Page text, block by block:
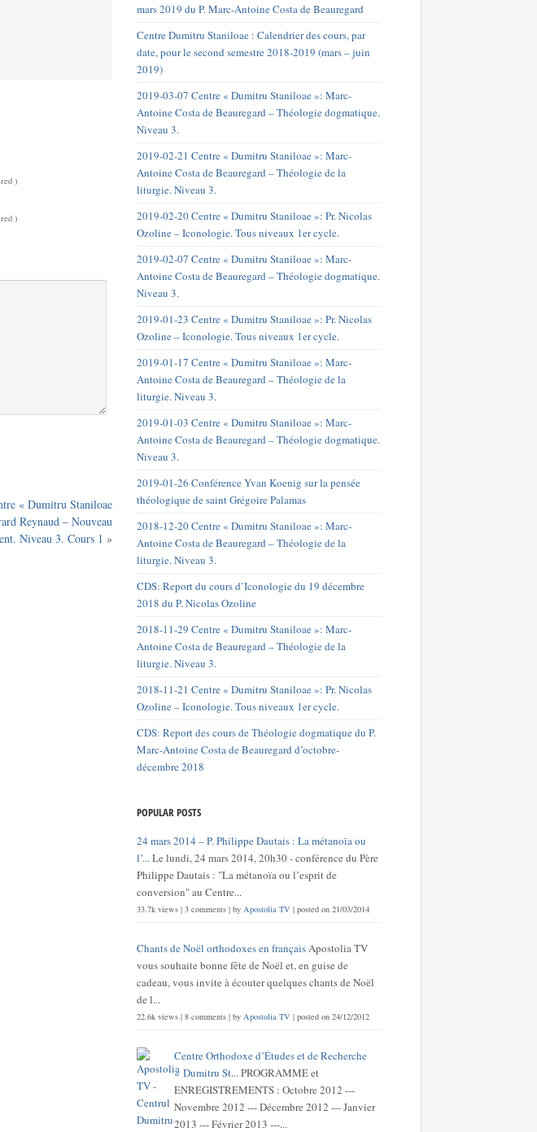
)
)
« Dumitru Staniloae
Reynaud – Nouveau
Niveau 3. Cours 1 »
mars 2019 du P. Marc-Antoine Costa de Beauregard
Centre Dumitru Staniloae : Calendrier des cours, par
date, pour le second semestre 2018-2019 (mars – juin
2019)
2019-03-07 Centre « Dumitru Staniloae »: Marc-
Antoine Costa de Beauregard – Théologie dogmatique.
Niveau 3.
2019-02-21 Centre « Dumitru Staniloae »: Marc-
Antoine Costa de Beauregard – Théologie de la
liturgie. Niveau 3.
2019-02-20 Centre « Dumitru Staniloae »: Pr. Nicolas
Ozoline – Iconologie. Tous niveaux 1er cycle.
2019-02-07 Centre « Dumitru Staniloae »: Marc-
Antoine Costa de Beauregard – Théologie dogmatique.
Niveau 3.
2019-01-23 Centre « Dumitru Staniloae »: Pr. Nicolas
Ozoline – Iconologie. Tous niveaux 1er cycle.
2019-01-17 Centre « Dumitru Staniloae »: Marc-
Antoine Costa de Beauregard – Théologie de la
liturgie. Niveau 3.
2019-01-03 Centre « Dumitru Staniloae »: Marc-
Antoine Costa de Beauregard – Théologie dogmatique.
Niveau 3.
2019-01-26 Conférence Yvan Koenig sur la pensée
théologique de saint Grégoire Palamas
2018-12-20 Centre « Dumitru Staniloae »: Marc-
Antoine Costa de Beauregard – Théologie de la
liturgie. Niveau 3.
CDS: Report du cours d’Iconologie du 19 décembre
2018 du P. Nicolas Ozoline
2018-11-29 Centre « Dumitru Staniloae »: Marc-
Antoine Costa de Beauregard – Théologie de la
liturgie. Niveau 3.
2018-11-21 Centre « Dumitru Staniloae »: Pr. Nicolas
Ozoline – Iconologie. Tous niveaux 1er cycle.
CDS: Report des cours de Théologie dogmatique du P.
Marc-Antoine Costa de Beauregard d’octobre-
décembre 2018
POPULAR POSTS
24 mars 2014 – P. Philippe Dautais : La métanoïa ou
l’...Le lundi, 24 mars 2014, 20h30 - conférence du Père
Philippe Dautais : "La métanoïa ou l’esprit de
conversion" au Centre...
33.7k views | 3 comments | by Apostolia TV | posted on 21/03/2014
Chants de Noël orthodoxes en françaisApostolia TV
vous souhaite bonne fête de Noël et, en guise de
cadeau, vous invite à écouter quelques chants de Noël
de l...
22.6k views | 8 comments | by Apostolia TV | posted on 24/12/2012
Centre Orthodoxe d’Études et de Recherche
« Dumitru St...PROGRAMME et
ENREGISTREMENTS : Octobre 2012 ---
Novembre 2012 --- Décembre 2012 --- Janvier
2013 --- Février 2013 ---...